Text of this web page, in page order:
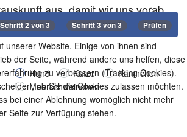
aus, damit wir uns vorab
können.
Schritt 2 von 3 Schritt 3 von 3 Prüfen
Hund Katze
Kaninchen
Meerschweinchen
unserer Website. Einige von ihnen sind
der Seite, während andere uns helfen, diese
zu verbessern (Tracking Cookies).
ob Sie die Cookies zulassen möchten.
bei einer Ablehnung womöglich nicht mehr
Seite zur Verfügung stehen.